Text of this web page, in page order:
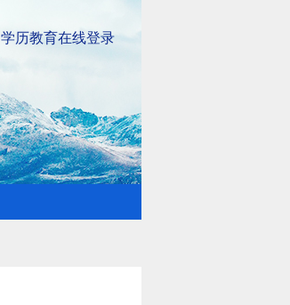
学历教育在线登录